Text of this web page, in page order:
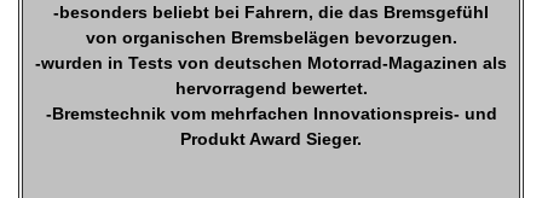
-besonders beliebt bei Fahrern, die das Bremsgefühl
von organischen Bremsbelägen bevorzugen.
-wurden in Tests von deutschen Motorrad-Magazinen als
hervorragend bewertet.
-Bremstechnik vom mehrfachen Innovationspreis- und
Produkt Award Sieger.